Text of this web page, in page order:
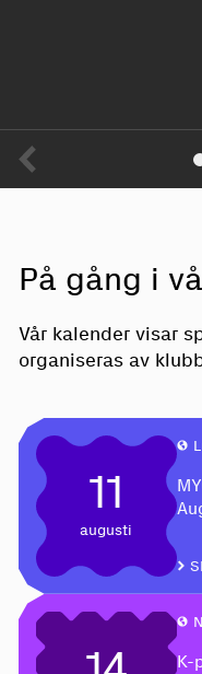
På gång i
Vår kalender visar
organiseras av
11
augusti
K-